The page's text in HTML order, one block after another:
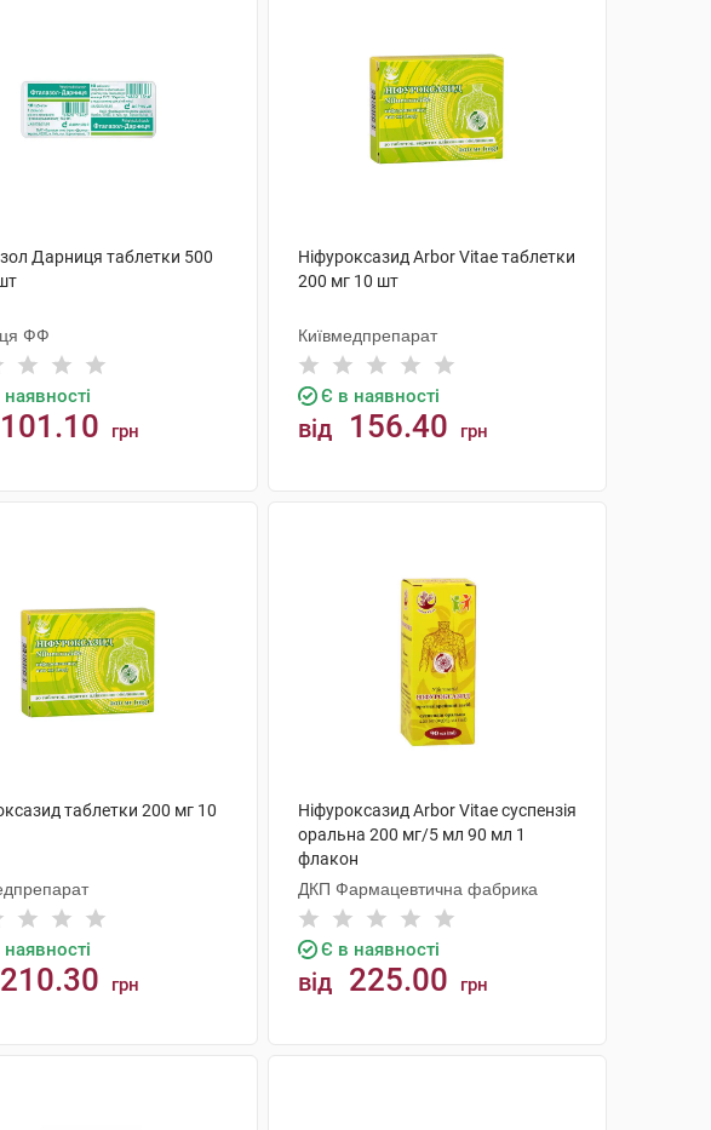
Дарниця таблетки 500
ФФ
101.10 грн
Ніфуроксазид Arbor Vitae таблетки
200 мг 10 шт
Київмедпрепарат
Є в наявності
від 156.40 грн
таблетки 200 мг 10
210.30 грн
Ніфуроксазид Arbor Vitae суспензія
оральна 200 мг/5 мл 90 мл 1
флакон
ДКП Фармацевтична фабрика
Є в наявності
від 225.00 грн